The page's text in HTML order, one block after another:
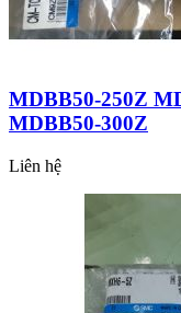
MDBB50-250Z
MDBB50-300Z
Liên hệ